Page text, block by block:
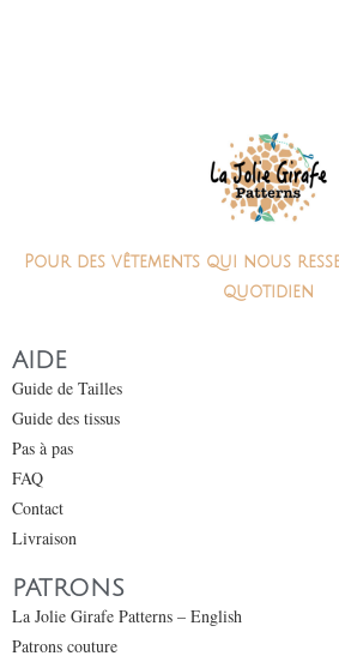
Pour des vêtements qui nous
quotidien
AIDE
Guide de Tailles
Guide des tissus
Pas à pas
FAQ
Contact
Livraison
PATRONS
La Jolie Girafe Patterns – English
Patrons couture